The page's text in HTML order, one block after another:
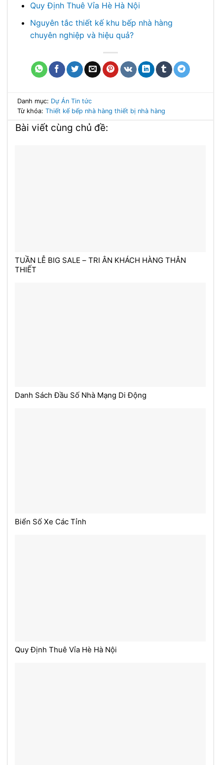
Quy Định Thuê Vỉa Hè Hà Nội
Nguyên tắc thiết kế khu bếp nhà hàng
chuyên nghiệp và hiệu quả?
Danh mục: Dự Án Tin tức
Từ khóa: Thiết kế bếp nhà hàng thiết bị nhà hàng
Bài viết cùng chủ đề:
TUẦN LỄ BIG SALE – TRI ÂN KHÁCH HÀNG THÂN
THIẾT
Danh Sách Đầu Số Nhà Mạng Di Động
Biển Số Xe Các Tỉnh
Quy Định Thuê Vỉa Hè Hà Nội